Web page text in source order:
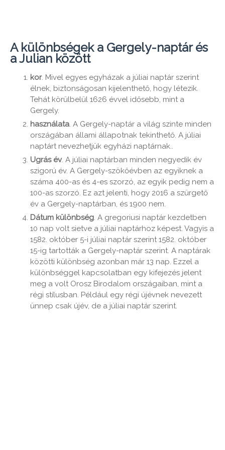
A különbségek a Gergely-naptár és
a Julian között
kor. Mivel egyes egyházak a júliai naptár szerint
élnek, biztonságosan kijelenthető, hogy létezik.
Tehát körülbelül 1626 évvel idősebb, mint a
Gergely.
használata. A Gergely-naptár a világ szinte minden
országában állami állapotnak tekinthető. A júliai
naptárt nevezhetjük egyházi naptárnak..
Ugrás év. A júliai naptárban minden negyedik év
szigorú év. A Gergely-szökőévben az egyiknek a
száma 400-as és 4-es szorzó, az egyik pedig nem a
100-as szorzó. Ez azt jelenti, hogy 2016 a szürgető
év a Gergely-naptárban, és 1900 nem.
Dátum különbség. A gregoriusi naptár kezdetben
10 nap volt sietve a júliai naptárhoz képest. Vagyis a
1582. október 5-i júliai naptár szerint 1582. október
15-ig tartották a Gergely-naptár szerint. A naptárak
közötti különbség azonban már 13 nap. Ezzel a
különbséggel kapcsolatban egy kifejezés jelent
meg a volt Orosz Birodalom országaiban, mint a
régi stílusban. Például egy régi újévnek nevezett
ünnep csak újév, de a júliai naptár szerint.